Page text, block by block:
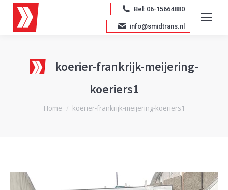
Bel: 06-15664880
info@smidtrans.nl
koerier-frankrijk-meijering-
koeriers1
Je bent hier:
Home koerier-frankrijk-meijering-koeriers1